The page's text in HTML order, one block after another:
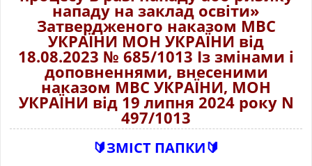
нападу на заклад освіти»
Затвердженого наказом МВС
УКРАЇНИ МОН УКРАЇНИ від
18.08.2023 № 685/1013 Із змінами і
доповненнями, внесеними
наказом МВС УКРАЇНИ, МОН
УКРАЇНИ від 19 липня 2024 року N
497/1013
🔰ЗМІСТ ПАПКИ🔰